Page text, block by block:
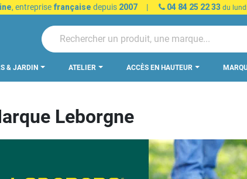
, entreprise française depuis 2007 | 04 84 25 22 33 du
& JARDIN ATELIER ACCÈS EN HAUTEUR
Leborgne